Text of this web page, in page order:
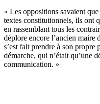
« Les oppositions savaient
textes constitutionnels, ils ont
en rassemblant tous les
déplore encore l’ancien maire
s’est fait prendre à son propre
démarche, qui n’était qu’une
communication. »